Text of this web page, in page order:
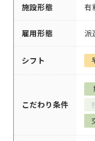
施設形態 有
雇用形態 派
シフト
こだわり条件